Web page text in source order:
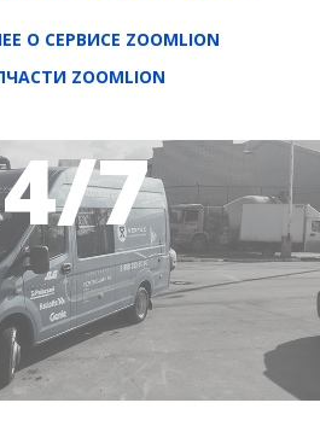
О СЕРВИСЕ ZOOMLION
ZOOMLION